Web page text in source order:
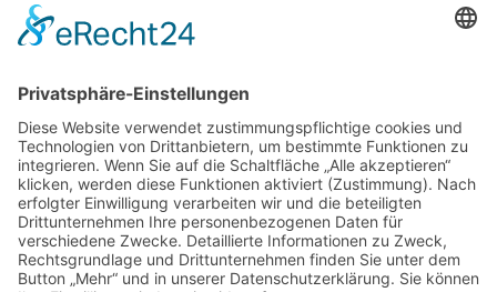
52066 Aachen
Tel.: +49 241 63342
ALLGEMEIN
FRISEURE